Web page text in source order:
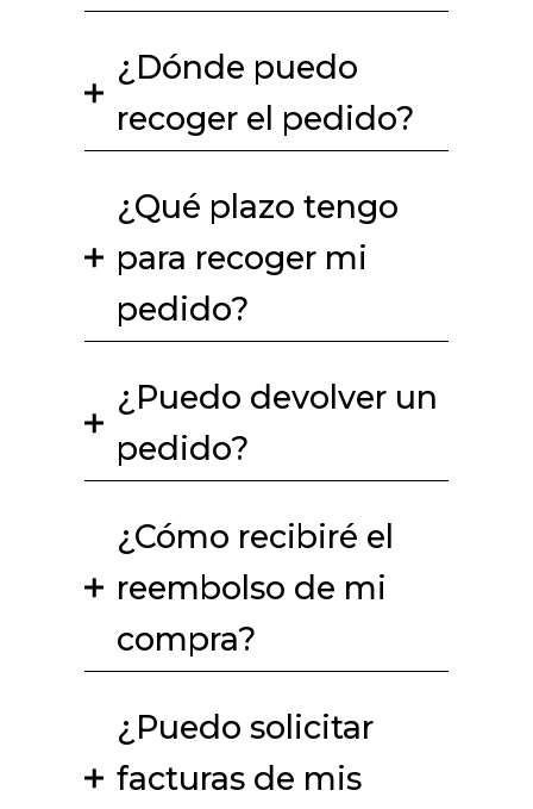
¿Dónde puedo
recoger el pedido?
¿Qué plazo tengo
para recoger mi
pedido?
¿Puedo devolver un
pedido?
¿Cómo recibiré el
reembolso de mi
compra?
¿Puedo solicitar
facturas de mis